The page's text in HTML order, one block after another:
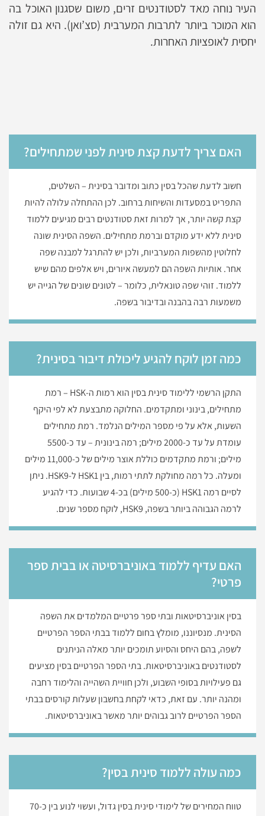
העיר נוחה מאד לסטודנטים זרים, משום שסגנון האוכל בה
הוא המוכר ביותר לתרבות המערבית (סצ’ואן). היא גם זולה
יחסית לאופציות האחרות.
האם צריך לדעת קצת סינית לפני שמתחילים?
חשוב לדעת שהכל בסין כתוב ומדובר בסינית – השלטים,
התפריט במסעדות והשיחות ברחוב. לכן ההתחלה עלולה להיות
קצת קשה יותר, אך למרות זאת סטודנטים רבים מגיעים ללמוד
סינית ללא ידע מוקדם וברמת מתחילים. השפה הסינית שונה
לחלוטין מהשפות המערביות, ולכן יש להתרגל למבנה שפה
אחר. אותיות השפה הם למעשה איורים, ויש אלפים מהם שיש
ללמוד. זוהי שפה טונאלית, כלומר – לטונים שונים של הגייה יש
משמעות רבה בהבנה ובדיבור בשפה.
כמה זמן לוקח להגיע ליכולת דיבור בסינית?
התקן הרשמי ללימוד סינית בסין הוא רמות ה-HSK – רמת
מתחילים, בינוני ומתקדמים. החלוקה מתבצעת לא לפי היקף
השעות, אלא על פי מספר המילים הנלמד. רמת מתחילים
עומדת על עד כ-2000 מילים; רמה בינונית – עד כ-5500
מילים; ורמת מתקדמים כוללת אוצר מילים של כ-11,000 מילים
ומעלה. כל רמה מחולקת לתתי רמות, בין HSK1 ל-HSK9. ניתן
לסיים רמה HSK1 (כ-500 מילים) בכ-4 שבועות. כדי להגיע
לרמה הגבוהה ביותר בשפה, HSK9, לוקח מספר שנים.
האם עדיף ללמוד באוניברסיטה או בבית ספר
פרטי?
בסין אוניברסיטאות ובתי ספר פרטיים המלמדים את השפה
הסינית. מנסיוננו, מומלץ בחום ללמוד בבתי הספר הפרטיים
לשפה, בהם היחס והסיוע תומכים יותר מאלה הניתנים
לסטודנטים באוניברסיטאות. בתי הספר הפרטיים בסין מציעים
גם פעילויות בסופי השבוע, ולכן חוויית השהייה והלימוד רחבה
ומהנה יותר. עם זאת, כדאי לקחת בחשבון שעלות קורסים בבתי
הספר הפרטיים לרוב גבוהים יותר מאשר באוניברסיטאות.
כמה עולה ללמוד סינית בסין?
טווח המחירים של לימודי סינית בסין גדול, ועשוי לנוע בין כ-70